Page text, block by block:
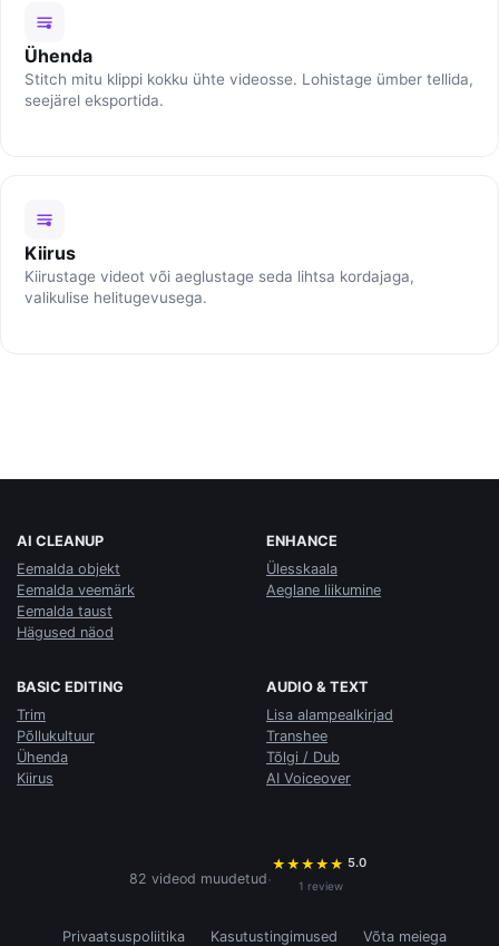
Ühenda
Stitch mitu klippi kokku ühte videosse. Lohistage ümber tellida,
seejärel eksportida.
Kiirus
Kiirustage videot või aeglustage seda lihtsa kordajaga,
valikulise helitugevusega.
AI CLEANUP
Eemalda objekt
Eemalda veemärk
Eemalda taust
Hägused näod
ENHANCE
Ülesskaala
Aeglane liikumine
BASIC EDITING
Trim
Põllukultuur
Ühenda
Kiirus
AUDIO & TEXT
Lisa alampealkirjad
Transhee
Tõlgi / Dub
AI Voiceover
82 videod muudetud·
★ ★ ★ ★ ★ 5.0
1 review
Privaatsuspoliitika Kasutustingimused Võta meiega